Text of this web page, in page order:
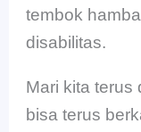
tembok
disabilitas.
Mari kita terus
bisa terus